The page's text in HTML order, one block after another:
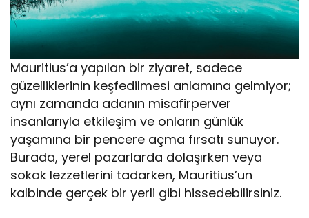
Mauritius’a yapılan bir ziyaret, sadece
güzelliklerinin keşfedilmesi anlamına gelmiyor;
aynı zamanda adanın misafirperver
insanlarıyla etkileşim ve onların günlük
yaşamına bir pencere açma fırsatı sunuyor.
Burada, yerel pazarlarda dolaşırken veya
sokak lezzetlerini tadarken, Mauritius’un
kalbinde gerçek bir yerli gibi hissedebilirsiniz.